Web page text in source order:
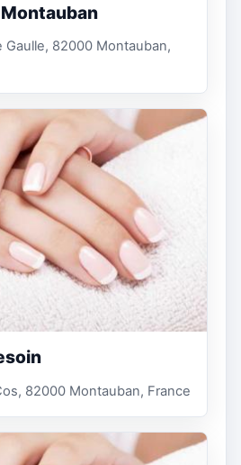
Gaulle, 82000 Montauban,
82000 Montauban, France